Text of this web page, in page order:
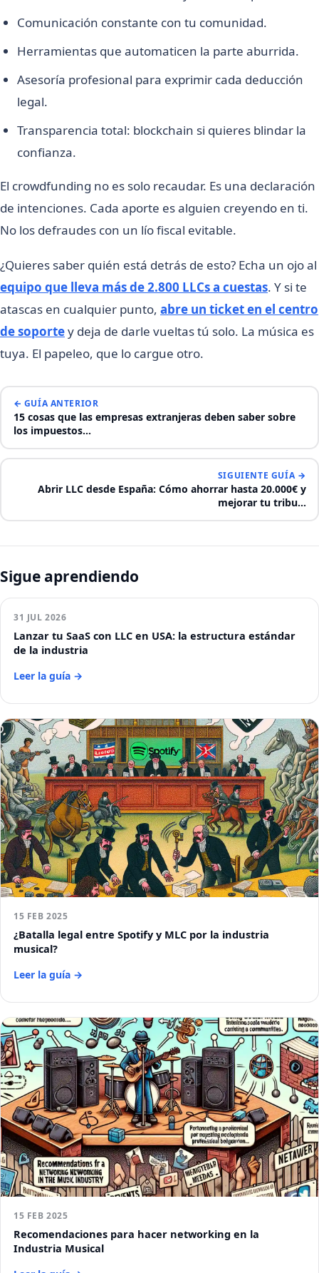
Comunicación constante con tu comunidad.
Herramientas que automaticen la parte aburrida.
Asesoría profesional para exprimir cada deducción
legal.
Transparencia total: blockchain si quieres blindar la
confianza.
El crowdfunding no es solo recaudar. Es una declaración
de intenciones. Cada aporte es alguien creyendo en ti.
No los defraudes con un lío fiscal evitable.
¿Quieres saber quién está detrás de esto? Echa un ojo al
equipo que lleva más de 2.800 LLCs a cuestas. Y si te
atascas en cualquier punto, abre un ticket en el centro
de soportey deja de darle vueltas tú solo. La música es
tuya. El papeleo, que lo cargue otro.
← GUÍA ANTERIOR
15 cosas que las empresas extranjeras deben saber sobre
los impuestos…
SIGUIENTE GUÍA →
Abrir LLC desde España: Cómo ahorrar hasta 20.000€ y
mejorar tu tribu…
Sigue aprendiendo
31 JUL 2026
Lanzar tu SaaS con LLC en USA: la estructura estándar
de la industria
Leer la guía →
15 FEB 2025
¿Batalla legal entre Spotify y MLC por la industria
musical?
Leer la guía →
15 FEB 2025
Recomendaciones para hacer networking en la
Industria Musical